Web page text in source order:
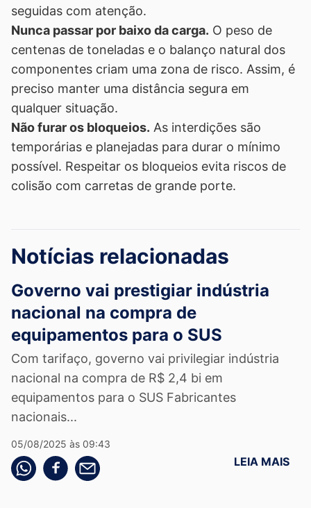
seguidas com atenção.
Nunca passar por baixo da carga. O peso de
centenas de toneladas e o balanço natural dos
componentes criam uma zona de risco. Assim, é
preciso manter uma distância segura em
qualquer situação.
Não furar os bloqueios. As interdições são
temporárias e planejadas para durar o mínimo
possível. Respeitar os bloqueios evita riscos de
colisão com carretas de grande porte.
Notícias relacionadas
Governo vai prestigiar indústria
nacional na compra de
equipamentos para o SUS
Com tarifaço, governo vai privilegiar indústria
nacional na compra de R$ 2,4 bi em
equipamentos para o SUS Fabricantes
nacionais...
05/08/2025 às 09:43
Compartilhe pelo whatsapp
Compartilhar no facebook
Compartilhe pelo email LEIA MAIS